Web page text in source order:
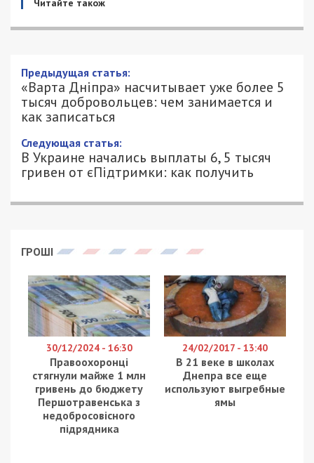
Читайте також
Предыдущая статья:
«Варта Дніпра» насчитывает уже более 5
тысяч добровольцев: чем занимается и
как записаться
Следующая статья:
В Украине начались выплаты 6, 5 тысяч
гривен от єПідтримки: как получить
ГРОШІ
30/12/2024 - 16:30
Правоохоронці
стягнули майже 1 млн
гривень до бюджету
Першотравенська з
недобросовісного
підрядника
24/02/2017 - 13:40
В 21 веке в школах
Днепра все еще
используют выгребные
ямы